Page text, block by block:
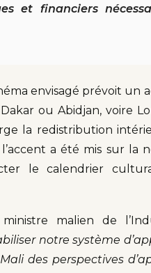
et financiers
envisagé prévoit un
ou Abidjan, voire
la redistribution
a été mis sur la
le calendrier
ministre malien de
notre système
des perspectives